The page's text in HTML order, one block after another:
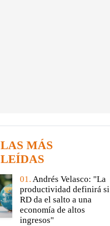
LAS MÁS
LEÍDAS
01. Andrés Velasco: "La
productividad definirá si
RD da el salto a una
economía de altos
ingresos"